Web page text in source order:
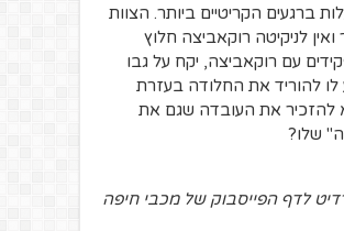
ברגעים הקריטיים ביותר. הצוות
לניקיטה רוקאביצה חלוץ
עם רוקאביצה, יקח על גבו
לו להוריד את החלודה בעזרת
להזכיר את העובדה שגם את
שלו?
לדף הפייסבוק של מכבי חיפה